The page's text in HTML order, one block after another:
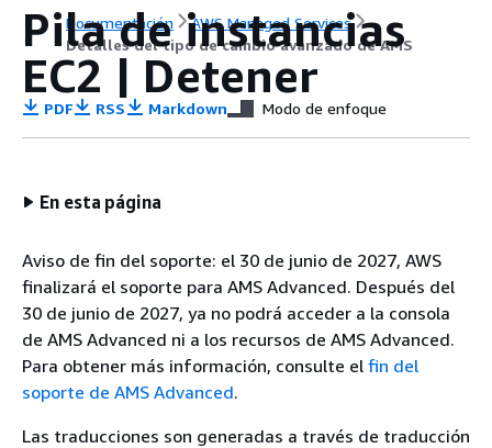
Documentación
AWS Managed Services
Detalles del tipo de cambio avanzado de AMS
Pila de instancias
EC2 | Detener
PDF RSS Markdown Modo de enfoque
En esta página
Aviso de fin del soporte: el 30 de junio de 2027, AWS
finalizará el soporte para AMS Advanced. Después del
30 de junio de 2027, ya no podrá acceder a la consola
de AMS Advanced ni a los recursos de AMS Advanced.
Para obtener más información, consulte el fin del
soporte de AMS Advanced.
Las traducciones son generadas a través de traducción